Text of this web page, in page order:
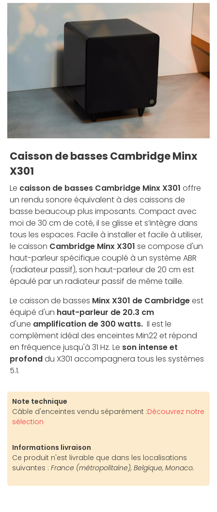
Caisson de basses Cambridge Minx
X301
Le caisson de basses Cambridge Minx X301 offre
un rendu sonore équivalent à des caissons de
basse beaucoup plus imposants. Compact avec
moi de 30 cm de coté, il se glisse et s’intègre dans
tous les espaces. Facile à installer et facile à utiliser,
le caisson Cambridge Minx X301 se compose d'un
haut-parleur spécifique couplé à un système ABR
(radiateur passif), son haut-parleur de 20 cm est
épaulé par un radiateur passif de même taille.
Le caisson de basses Minx X301 de Cambridgeest
équipé d'un haut-parleur de 20.3 cm
d'une amplification de 300 watts. Il est le
complèment idéal des enceintes Min22 et répond
en fréquence jusqu'à 31 Hz. Le son intense et
profonddu X301 accompagnera tous les systèmes
5.1.
Note technique
Câble d'enceintes vendu séparément :Découvrez notre
sélection
Informations livraison
Ce produit n'est livrable que dans les localisations
suivantes : France (métropolitaine), Belgique, Monaco.